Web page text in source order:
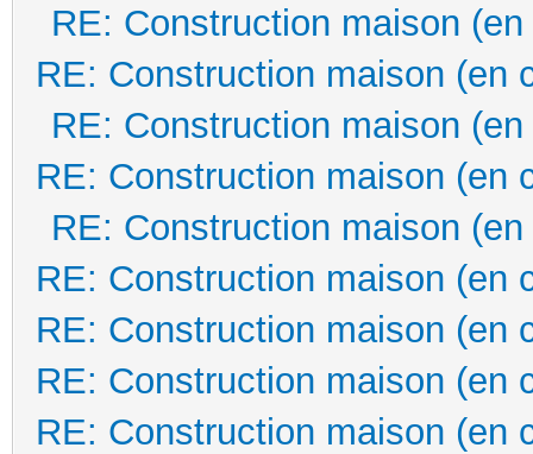
RE: Construction maison
RE: Construction maison (en
RE: Construction maison
RE: Construction maison (en
RE: Construction maison
RE: Construction maison (en
RE: Construction maison (en
RE: Construction maison (en
RE: Construction maison (en